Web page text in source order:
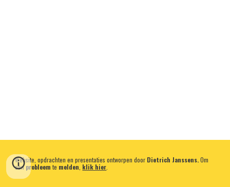
Website, opdrachten en presentaties ontworpen door Dietrich Janssens.Om
eenprobleem te melden klik hier